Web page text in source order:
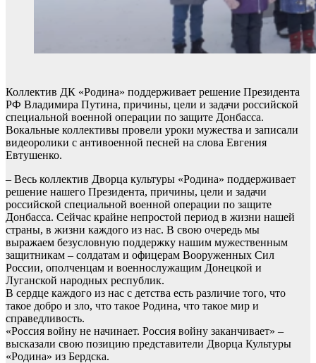
Коллектив ДК «Родина» поддерживает решение Президента
РФ Владимира Путина, причины, цели и задачи российской
специальной военной операции по защите Донбасса.
Вокальные коллективы провели уроки мужества и записали
видеоролики с антивоенной песней на слова Евгения
Евтушенко.
– Весь коллектив Дворца культуры «Родина» поддерживает
решение нашего Президента, причины, цели и задачи
российской специальной военной операции по защите
Донбасса. Сейчас крайне непростой период в жизни нашей
страны, в жизни каждого из нас. В свою очередь мы
выражаем безусловную поддержку нашим мужественным
защитникам – солдатам и офицерам Вооруженных Сил
России, ополченцам и военнослужащим Донецкой и
Луганской народных республик.
В сердце каждого из нас с детства есть различие того, что
такое добро и зло, что такое Родина, что такое мир и
справедливость.
«Россия войну не начинает. Россия войну заканчивает» –
высказали свою позицию представители Дворца Культуры
«Родина» из Бердска.